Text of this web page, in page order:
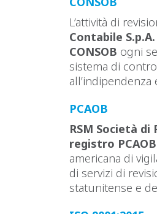
L’attività di
Contabile
CONSOB ogni
sistema di
PCAOB
RSM Società
registro
americana di
di servizi di
statunitense e